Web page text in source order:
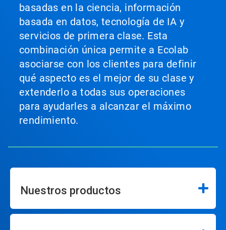
basadas en la ciencia, información
basada en datos, tecnología de IA y
servicios de primera clase. Esta
combinación única permite a Ecolab
asociarse con los clientes para definir
qué aspecto es el mejor de su clase y
extenderlo a todas sus operaciones
para ayudarles a alcanzar el máximo
rendimiento.
Nuestros productos